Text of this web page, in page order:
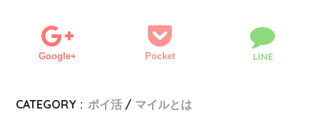
Google+ Pocket LINE
CATEGORY : ポイ活
マイルとは